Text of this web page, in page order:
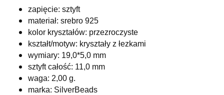
zapięcie: sztyft
materiał: srebro 925
kolor kryształów: przezroczyste
kształt/motyw: kryształy z łezkami
wymiary: 19,0*5,0 mm
sztyft całość: 11,0 mm
waga: 2,00 g.
marka: SilverBeads